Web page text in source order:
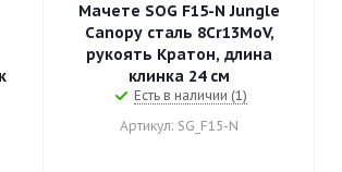
Мачете SOG F15-N Jungle
Canopy сталь 8Cr13MoV,
рукоять Кратон, длина
клинка 24 см
Есть в наличии (1)
Артикул: SG_F15-N